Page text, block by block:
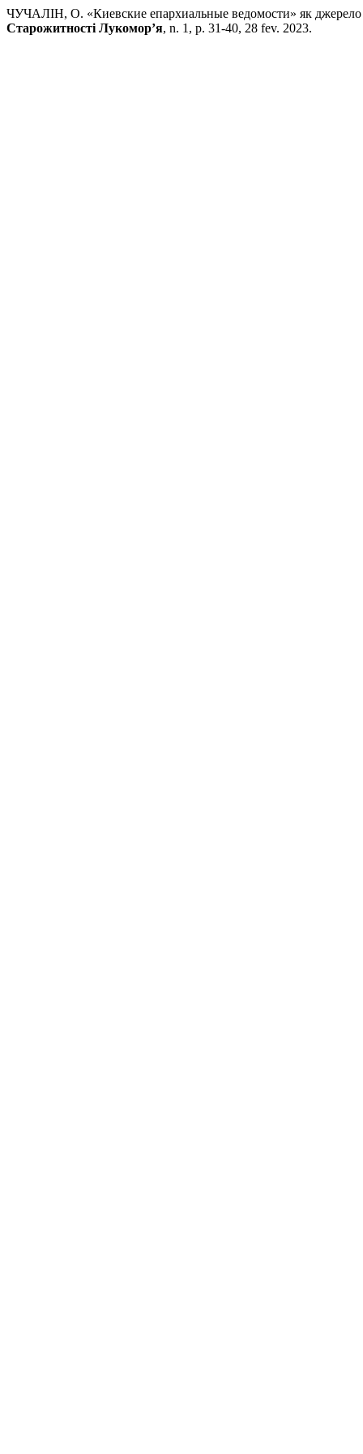
ЧУЧАЛІН, О. «Киевские епархиальные ведомости» як джерело
Старожитності Лукомор’я, n. 1, p. 31-40, 28 fev. 2023.